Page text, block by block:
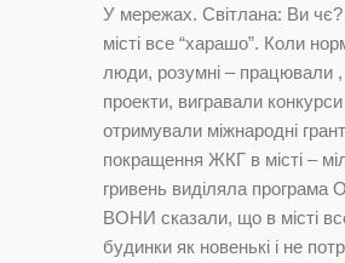
У мережах. Світлана: Ви
місті все “харашо”. Коли
люди, розумні – працювали
проекти, вигравали конкурси
отримували міжнародні
покращення ЖКГ в місті –
гривень виділяла програма
ВОНИ сказали, що в місті
будинки як новенькі і не